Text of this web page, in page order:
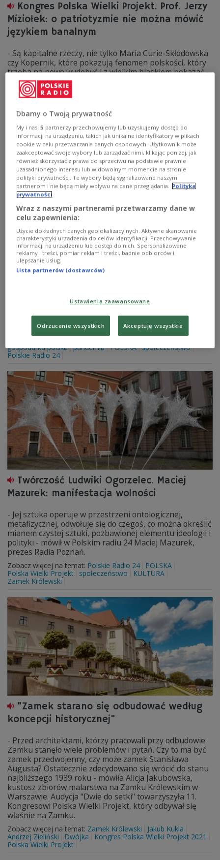
Kongres Polska Wielki Projekt. Prof. Jerzy
Miziołek: o patriotyzmie nie można mówić
językiem banalnym
- Są kapitalne rzeczy, nie tylko Maria Curie-Skłodowska
czy Kopernik, które pokazują fenomen polskości, który
trzeba na nowo wydobyć i z wielkim blaskiem pokazać -
mówił w Polskim Radiu 24 prof. Jerzy Miziołek, historyk
sztuki.
Polska Wielki Projekt społeczeństwo
Zamek Królewski
Magdalena Gawin: mamy dobry czas dla
Polski
bardzo szybko się rozwija i modernizuje. Jesteśmy w
dużo lepszym punkcie niż myślimy - powiedziała w
Polskim Radiu 24 Magdalena Gawin, historyk i
wiceminister kultury.
Zobacz więcej na temat:Polska Wielki Projekt historia Polski
gospodarka polska pandemia POLSKA społeczeństwo
Polskie Radio 24
Twórczość Ludwiki Ogorzelec . Maciej
Mazurek: manifestacja wolności
- Jej sztuka operuje w przestrzeni ontologicznej,
metafizycznej, odwołuje się do czegoś, co można określić
mianem czystej sztuki, pozbawionej elementu ideologii i
polityki - mówił w Polskim radiu 24 Maciej Mazurek,
prezes Radia Poznań.
Zobacz więcej na temat: Polskie Radio 24
POLSKA
Polska Wielki Projekt
społeczeństwo
KULTURA
Zamek Królewski
"Zamek starano się odbudować według
koncepcji historycznej"
- Przed architektami, którzy pracowali przy odbudowie
Zamku stanęło wiele problemów i pytań. Czy to ma być
zamek przedwojenny, czy może zamek Stanisława
Augusta? Ostatecznie zdecydowano się wrócić do stanu
najbliższego 1939 roku - mówiła Alicja Jakubowska,
kustosz zbiorów malarstwa na Zamku Królewskim w
Warszawie. Audycja "Dwie do setki" towarzyszyła 11.
Kongresowi Polska Wielki Projekt, który odbywał się
właśnie na Zamku.
Zobacz więcej na temat: Zamek Królewski
Jakub Kukla
Andrzej Zieliński
Dwójka
Kongres Polska Wielki Projekt 2021
Polska Wielki Projekt
Dbamy o Twoją prywatność
My i nasi5 partnerzy przechowujemy lub uzyskujemy dostęp do
informacji na urządzeniu, takich jak unikalne identyfikatory w plikach
cookie w celu przetwarzania danych osobowych. Użytkownik może
zaakceptować swoje wybory lub zarządzać nimi, klikając poniżej, jak
również skorzystać z prawa do sprzeciwu na podstawie prawnie
uzasadnionego interesu lub w dowolnym momencie na stronie
polityki prywatności. Te wybory będą sygnalizowane naszym
partnerom i nie będą miały wpływu na dane przeglądania.
Polityka
prywatności
Wraz z naszymi partnerami przetwarzamy dane w
celu zapewnienia:
Użycie dokładnych danych geolokalizacyjnych. Aktywne skanowanie
charakterystyki urządzenia do celów identyfikacji. Przechowywanie
informacji na urządzeniu lub dostęp do nich. Spersonalizowane
reklamy i treści, pomiar reklam i treści, badnie odbiorców i
ulepszanie usług.
Lista partnerów (dostawców)
Ustawienia zaawansowane
Odrzucenie wszystkich Akceptuję wszystkie